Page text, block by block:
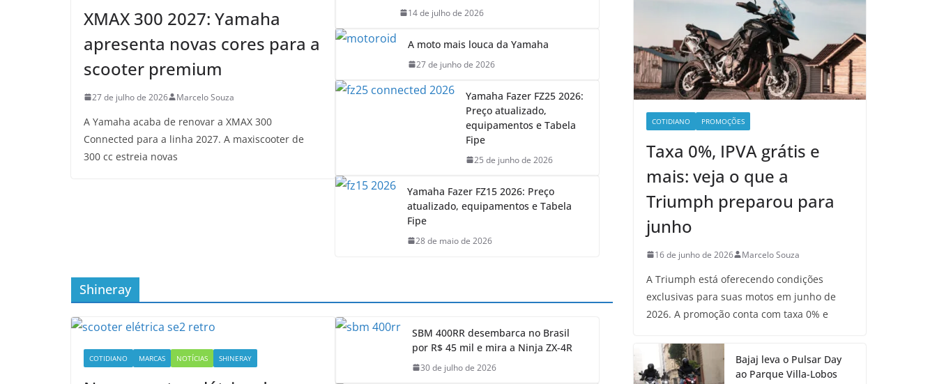
XMAX 300 2027: Yamaha
apresenta novas cores para a
scooter premium
27 de julho de 2026 Marcelo Souza
A Yamaha acaba de renovar a XMAX 300
Connected para a linha 2027. A maxiscooter de
300 cc estreia novas
14 de julho de 2026
A moto mais louca da Yamaha
27 de junho de 2026
Yamaha Fazer FZ25 2026:
Preço atualizado,
equipamentos e Tabela
Fipe
25 de junho de 2026
Yamaha Fazer FZ15 2026: Preço
atualizado, equipamentos e Tabela
Fipe
28 de maio de 2026
Shineray
COTIDIANO MARCAS NOTÍCIAS SHINERAY
SBM 400RR desembarca no Brasil
por R$ 45 mil e mira a Ninja ZX-4R
30 de julho de 2026
COTIDIANO PROMOÇÕES
Taxa 0%, IPVA grátis e
mais: veja o que a
Triumph preparou para
junho
16 de junho de 2026 Marcelo Souza
A Triumph está oferecendo condições
exclusivas para suas motos em junho de
2026. A promoção conta com taxa 0% e
Bajaj leva o Pulsar Day
ao Parque Villa-Lobos